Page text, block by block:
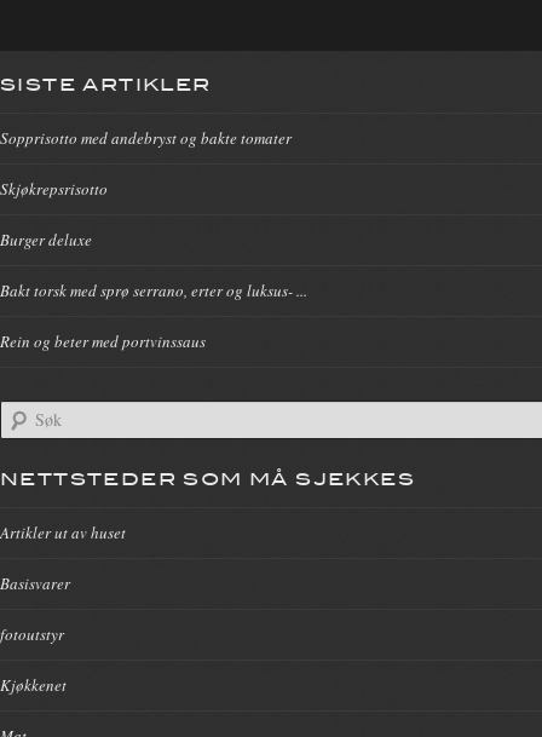
SISTE ARTIKLER
Sopprisotto med andebryst og bakte tomater
Skjøkrepsrisotto
Burger deluxe
Bakt torsk med sprø serrano, erter og luksus- ...
Rein og beter med portvinssaus
NETTSTEDER SOM MÅ SJEKKES
Artikler ut av huset
Basisvarer
fotoutstyr
Kjøkkenet